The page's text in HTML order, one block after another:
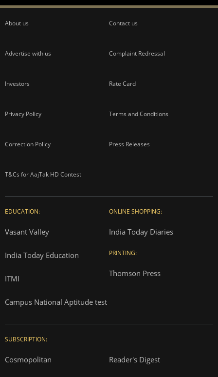
About us Contact us
Advertise with us Complaint Redressal
Investors Rate Card
Privacy Policy Terms and Conditions
Correction Policy Press Releases
T&Cs for AajTak HD Contest
EDUCATION:
Vasant Valley
India Today Education
ITMI
Campus National Aptitude test
ONLINE SHOPPING:
India Today Diaries
PRINTING:
Thomson Press
SUBSCRIPTION:
Cosmopolitan Reader's Digest